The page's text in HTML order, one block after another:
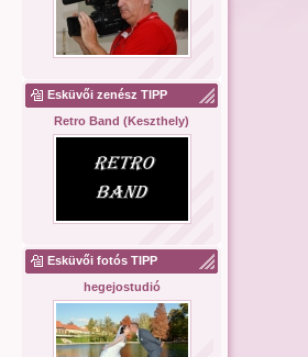
Esküvői zenész TIPP
Retro Band (Keszthely)
Esküvői fotós TIPP
hegejostudió